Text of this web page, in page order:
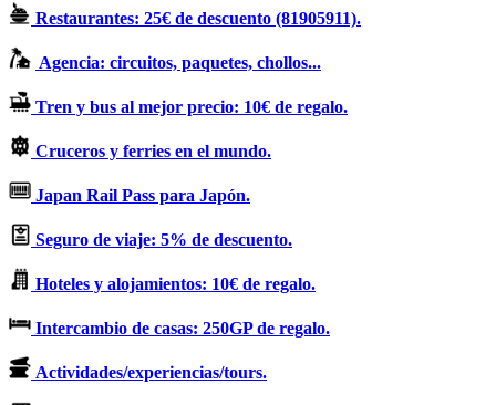
Restaurantes: 25€ de descuento (81905911).
Agencia: circuitos, paquetes, chollos...
Tren y bus al mejor precio: 10€ de regalo.
Cruceros y ferries en el mundo.
Japan Rail Pass para Japón.
Seguro de viaje: 5% de descuento.
Hoteles y alojamientos: 10€ de regalo.
Intercambio de casas: 250GP de regalo.
Actividades/experiencias/tours.